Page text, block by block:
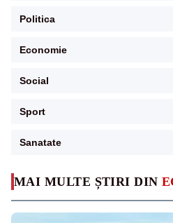
MAI MULTE ȘTIRI DIN
Politica
Economie
Social
Sport
Sanatate